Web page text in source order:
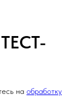
на обработку